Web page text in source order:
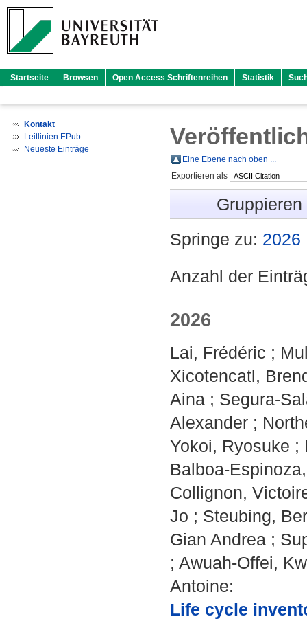
Startseite Browsen Open Access Schriftenreihen Statistik
Kontakt
Leitlinien EPub
Neueste Einträge
Eine Ebene nach oben ...
Exportieren als
Springe zu: 2026
Anzahl der
2026
Lai, Frédéric ;
Xicotencatl,
Aina ; Segura-
Alexander ;
Yokoi, Ryosuke ;
Balboa-
Collignon,
Jo ; Steubing,
Gian Andrea ;
; Awuah-Offei,
Antoine:
Life cycle